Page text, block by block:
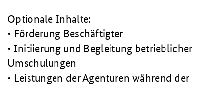
Optionale Inhalte:
• Förderung Beschäftigter
• Initiierung und Begleitung betrieblicher
Umschulungen
• Leistungen der Agenturen während der